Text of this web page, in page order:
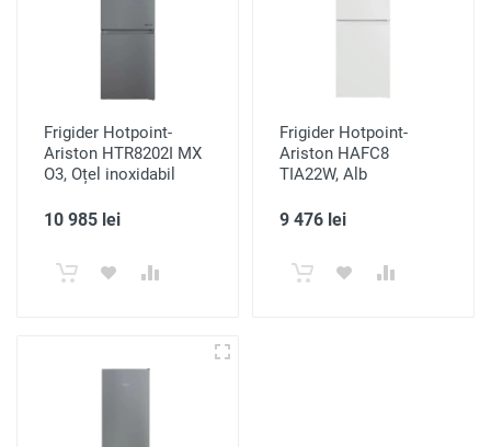
Frigider Hotpoint-
Ariston HTR8202I MX
O3, Oțel inoxidabil
10 985 lei
Frigider Hotpoint-
Ariston HAFC8
TIA22W, Alb
9 476 lei